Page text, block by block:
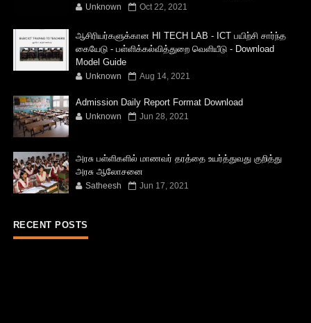
Unknown Oct 22, 2021
ஆசிரியர்களுக்கான HI TECH LAB - ICT பயிற்சி சார்ந்த
கையேடு - பள்ளிக்கல்வித்துறை வெளியீடு - Download
Model Guide
Unknown Aug 14, 2021
Admission Daily Report Format Download
Unknown Jun 28, 2021
அரசு பள்ளிகளில் மாணவர் தரத்தை உயர்த்துவது குறித்து
அரசு ஆலோசனை
Satheesh Jun 17, 2021
RECENT POSTS